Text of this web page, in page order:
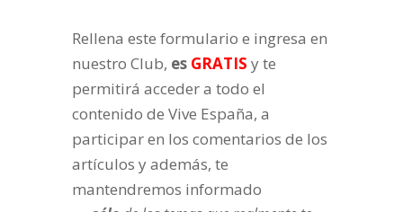
Rellena este formulario e ingresa en
nuestro Club, es GRATIS y te
permitirá acceder a todo el
contenido de Vive España, a
participar en los comentarios de los
artículos y además, te
mantendremos informado